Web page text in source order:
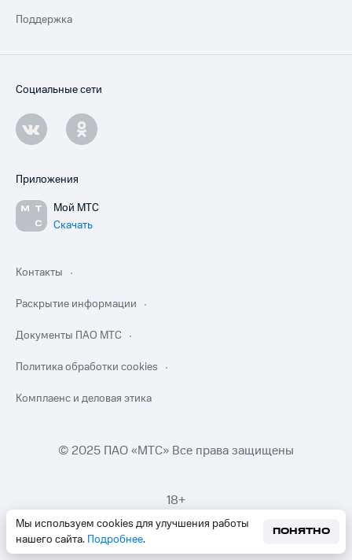
Мы используем cookies для улучшения работы
нашего сайта. Подробнее.
ПОНЯТНО
Поддержка
Социальные сети
Приложения
Мой МТС
Скачать
Контакты
Раскрытие информации
Документы ПАО МТС
Политика обработки cookies
Комплаенс и деловая этика
© 2025 ПАО «МТС» Все права защищены
18+